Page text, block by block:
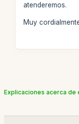
atenderemos.
Muy
Explicaciones acerca de